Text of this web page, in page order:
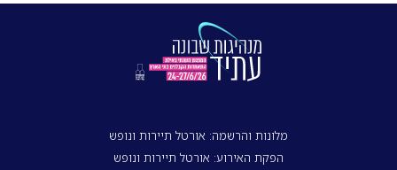
מלונות והרשמה: אורטל תיירות ונופש
הפקת האירוע: אורטל תיירות ונופש